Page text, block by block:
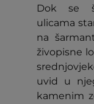
Dok se
ulicama
na
živopisne
uvid u
kamenim